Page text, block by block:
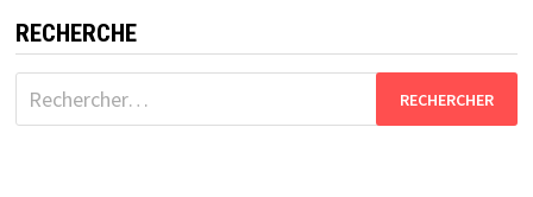
RECHERCHE
Rechercher :